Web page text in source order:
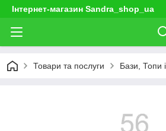
Інтернет-магазин Sandra_shop_ua
Товари та послуги Бази, Топи